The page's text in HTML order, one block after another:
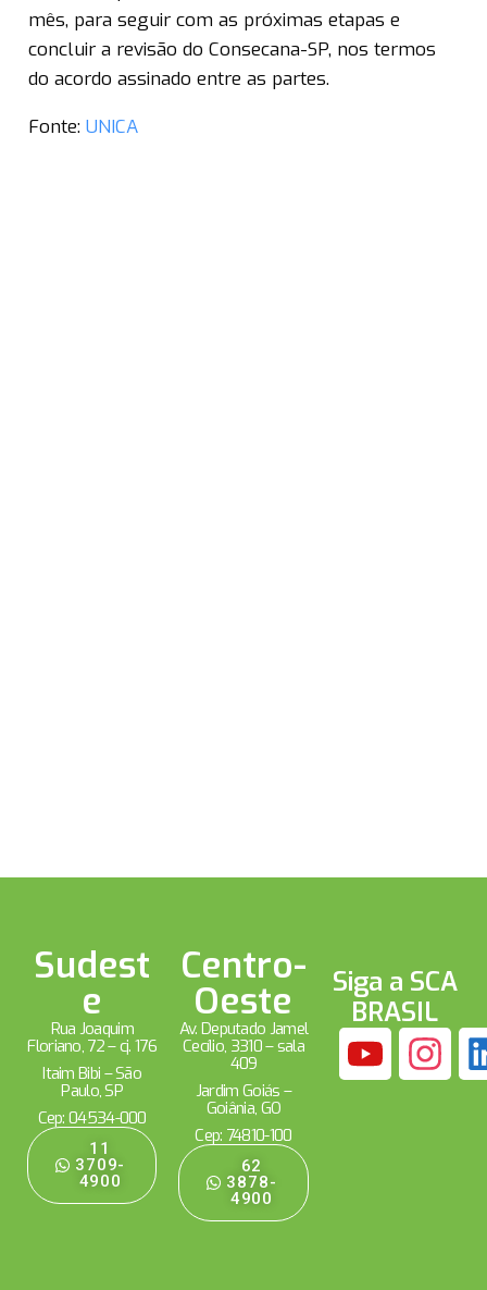
mês, para seguir com as próximas etapas e
concluir a revisão do Consecana-SP, nos termos
do acordo assinado entre as partes.
Fonte: UNICA
Sudest
e
Rua Joaquim
Floriano, 72 – cj. 176
Itaim Bibi – São
Paulo, SP
Cep: 04534-000
11
3709-
4900
Centro-
Oeste
Av. Deputado Jamel
Cecílio, 3310 – sala
409
Jardim Goiás –
Goiânia, GO
Cep: 74810-100
62
3878-
4900
Siga a SCA
BRASIL